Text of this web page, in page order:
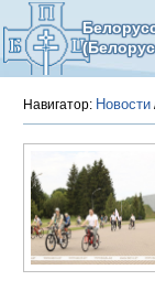
Навигатор: Новости